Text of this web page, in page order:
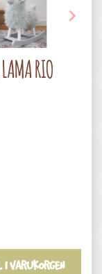

RIO
VARUKORGEN